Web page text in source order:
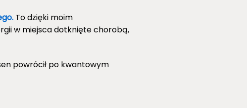
To dzięki moim
w miejsca dotknięte chorobą,
powrócił po kwantowym